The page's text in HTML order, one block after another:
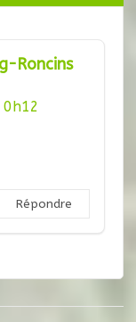
Roncins
Répondre